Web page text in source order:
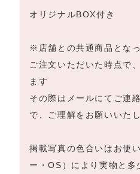
オリジナルBOX付き
※店舗との共通商品とな
ご注文いただいた時点で
ます
その際はメールにてご連
で、ご理解をお願いいた
掲載写真の色合いはお使
ー・OS）により実物と多